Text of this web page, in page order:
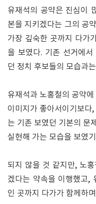
유재석의 공약은 진심이
본을 지키겠다는 그의 공
가장 깊숙한 곳까지 다가
을 보였다. 기존 선거에
던 정치 후보들의 모습과
유재석과 노홍철의 공약
이미지가 좋아서이기보다
는 기존 보였던 기본의 문
실현해 가는 모습을 보였
되지 않을 것 같지만, 노
겠다는 약속을 이행했고,
인 곳까지 다가가 함께하